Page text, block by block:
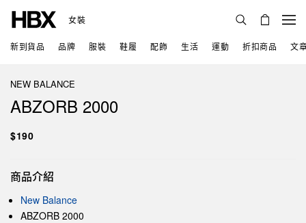
女裝
新到貨品 品牌 服裝 鞋履 配飾 生活 運動 折扣商品 文
NEW BALANCE
ABZORB 2000
$190
商品介紹
New Balance
ABZORB 2000